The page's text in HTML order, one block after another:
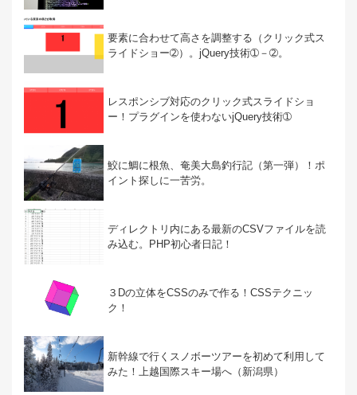
要素に合わせて高さを調整する（クリック式ス
ライドショー➁）。jQuery技術➀－➁。
レスポンシブ対応のクリック式スライドショ
ー！プラグインを使わないjQuery技術➀
鮫に鯛に根魚、奄美大島釣行記（第一弾）！ポ
イント探しに一苦労。
ディレクトリ内にある最新のCSVファイルを読
み込む。PHP初心者日記！
３Dの立体をCSSのみで作る！CSSテクニッ
ク！
新幹線で行くスノボーツアーを初めて利用して
みた！上越国際スキー場へ（新潟県）